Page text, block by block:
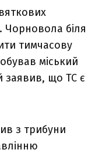
Чорновола біля
тимчасову
міський
заявив, що ТС є
з трибуни